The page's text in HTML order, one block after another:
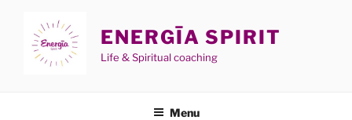
contenu
principal
ENERGĪA SPIRIT
Life & Spiritual coaching
Menu